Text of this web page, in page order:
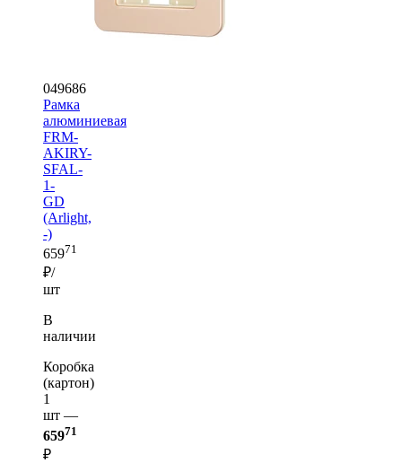
049686
Рамка
алюминиевая
FRM-
AKIRY-
SFAL-
1-
GD
(Arlight,
-)
65971
₽/
шт
В
наличии
Коробка
(картон)
1
шт —
65971
₽